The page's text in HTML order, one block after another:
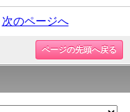
次のページへ
ページの先頭へ戻る